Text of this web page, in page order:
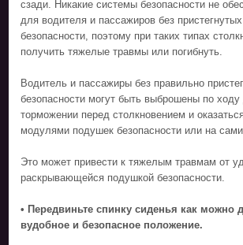
сзади. Никакие системы безопасности не
для водителя и пассажиров без
безопасности, поэтому при таких типах
получить тяжелые травмы или погибнуть.
Водитель и пассажиры без правильно
безопасности могут быть выброшены по
торможении перед столкновением и
модулями подушек безопасности или на
Это может привести к тяжелым травмам от
раскрывающейся подушкой безопасности.
• Передвиньте спинку сиденья как можно
вудобное и безопасное положение.